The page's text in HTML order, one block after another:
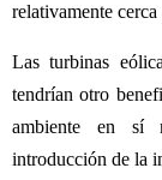
relativamente
Las turbinas
tendrían otro
ambiente en sí
introducción de la